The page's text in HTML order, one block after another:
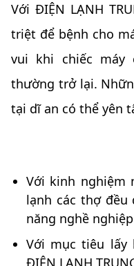
Với ĐIỆN LẠNH
triệt để bệnh cho
vui khi chiếc máy
thường trở lại.
tại dĩ an có thể yên
Với kinh nghiệm
lạnh các thợ đều
năng nghề
Với mục tiêu lấy
ĐIỆN LẠNH